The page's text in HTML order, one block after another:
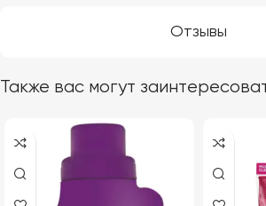
Отзывы
Также вас могут